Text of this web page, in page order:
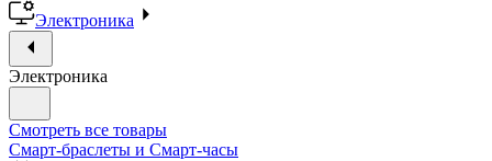
Электроника
Электроника
Смотреть все товары
Смарт-браслеты и Смарт-часы